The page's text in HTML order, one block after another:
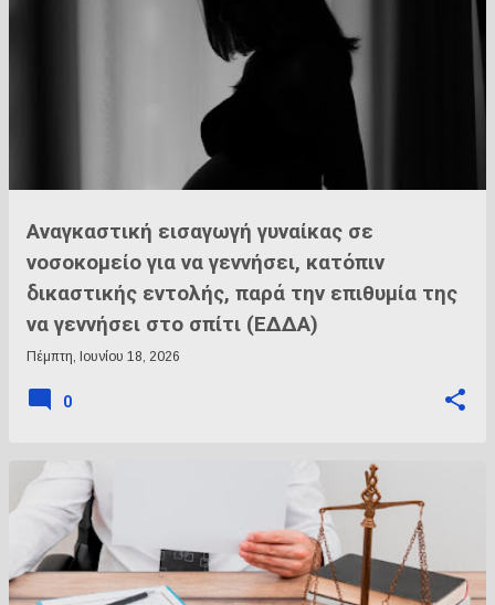
Αναγκαστική εισαγωγή γυναίκας σε
νοσοκομείο για να γεννήσει, κατόπιν
δικαστικής εντολής, παρά την επιθυμία της
να γεννήσει στο σπίτι (ΕΔΔΑ)
Πέμπτη, Ιουνίου 18, 2026
0